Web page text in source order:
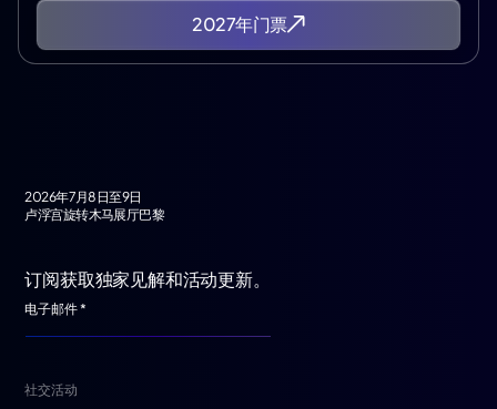
2027年门票
2026年7月8日至9日
卢浮宫旋转木马展厅巴黎
订阅获取独家见解和活动更新。
社交活动